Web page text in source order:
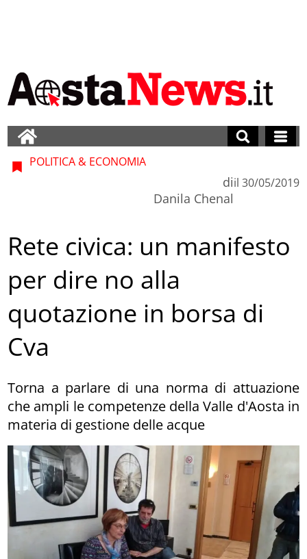
POLITICA & ECONOMIA
di
Danila Chenal
il 30/05/2019
Rete civica: un manifesto
per dire no alla
quotazione in borsa di
Cva
Torna a parlare di una norma di attuazione
che ampli le competenze della Valle d'Aosta in
materia di gestione delle acque